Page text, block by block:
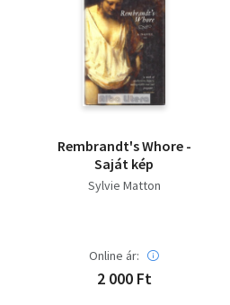
Rembrandt's Whore -
Saját kép
Sylvie Matton
Online ár:
2 000 Ft